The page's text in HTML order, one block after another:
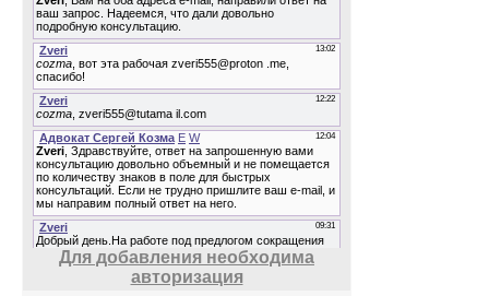
Для добавления необходима
авторизация